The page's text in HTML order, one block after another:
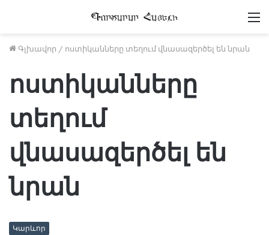
Գլխավոր / ոստիկանները տեղում վնասազերծել են նրան
ոստիկանները
տեղում
վնասազերծել են
նրան
Կարևոր